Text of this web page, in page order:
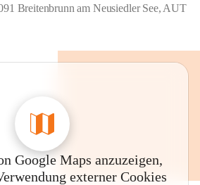
Breitenbrunn am Neusiedler See, AUT
Google Maps anzuzeigen,
externer Cookies